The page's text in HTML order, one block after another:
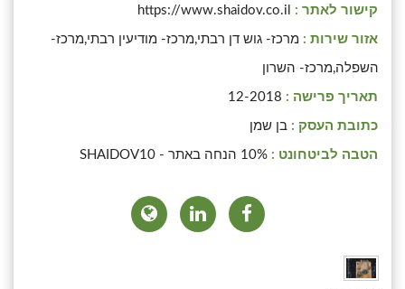
קישור לאתר : https://www.shaidov.co.il
אזור שירות : מרכז- גוש דן רבתי,מרכז- מודיעין רבתי,מרכז-
השפלה,מרכז- השרון
תאריך פרישה : 12-2018
כתובת העסק : בן שמן
הטבה לביטחונט : 10% הנחה באתר - SHAIDOV10